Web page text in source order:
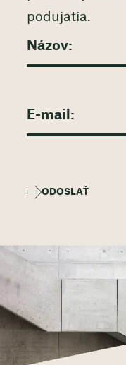
podujatia.
ODOSLAŤ